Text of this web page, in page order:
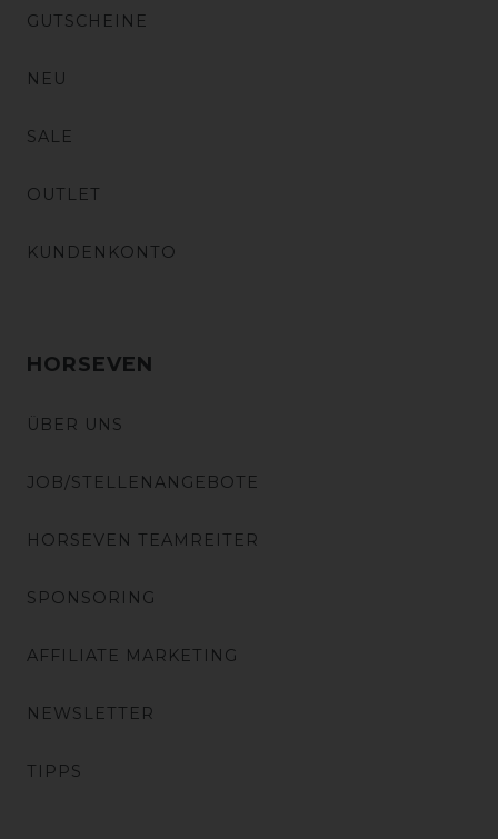
GUTSCHEINE
NEU
SALE
OUTLET
KUNDENKONTO
HORSEVEN
ÜBER UNS
JOB/STELLENANGEBOTE
HORSEVEN TEAMREITER
SPONSORING
AFFILIATE MARKETING
NEWSLETTER
TIPPS